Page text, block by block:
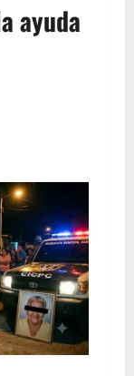
ayuda